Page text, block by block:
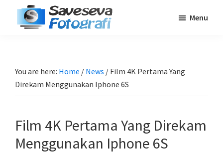
Pemula
-
Tutorial
-
Menu
You are here: Home / News / Film 4K Pertama Yang
Direkam Menggunakan Iphone 6S
Film 4K Pertama Yang Direkam
Menggunakan Iphone 6S